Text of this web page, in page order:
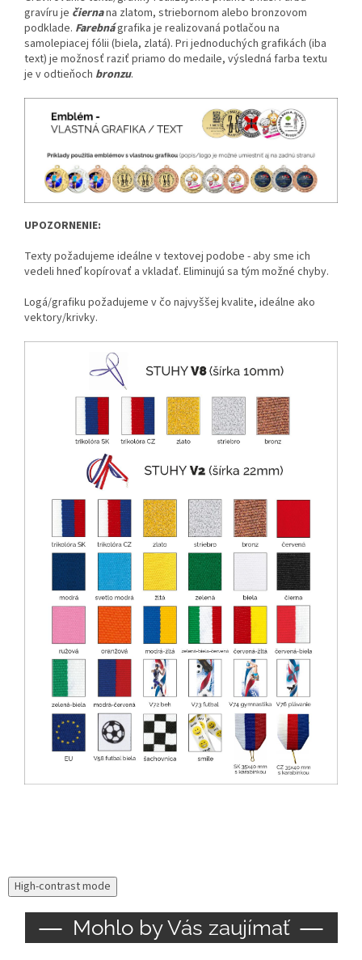
gravíru je čiernana zlatom, striebornom alebo bronzovom
podklade. Farebnágrafika je realizovaná potlačou na
samolepiacej fólii (biela, zlatá). Pri jednoduchých grafikách (iba
text) je možnosť raziť priamo do medaile, výsledná farba textu
je v odtieňoch bronzu.
UPOZORNENIE:
Texty požadujeme ideálne v textovej podobe - aby sme ich
vedeli hneď kopírovať a vkladať. Eliminujú sa tým možné chyby.
Logá/grafiku požadujeme v čo najvyššej kvalite, ideálne ako
vektory/krivky.
High-contrast mode
Mohlo by Vás zaujímať